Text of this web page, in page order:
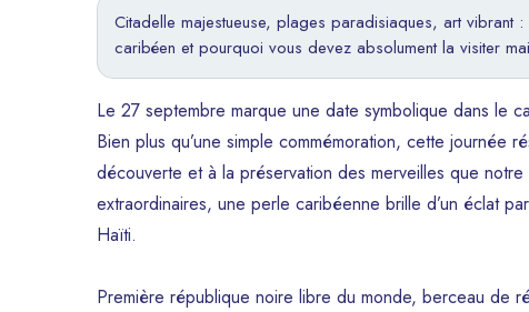
Citadelle majestueuse, plages paradisiaques, art vibrant
caribéen et pourquoi vous devez absolument la visiter
Le 27 septembre marque une date symbolique dans le
Bien plus qu’une simple commémoration, cette journée
découverte et à la préservation des merveilles que
extraordinaires, une perle caribéenne brille d’un éclat
Haïti.
Première république noire libre du monde, berceau de